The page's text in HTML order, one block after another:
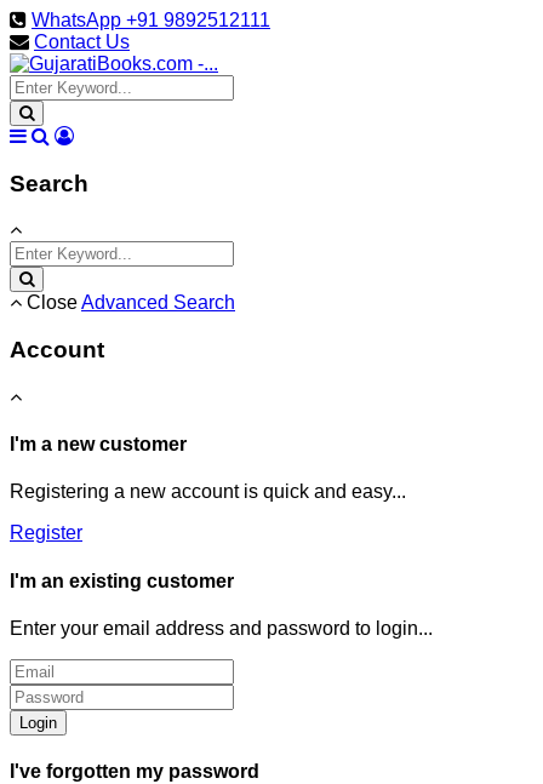
WhatsApp +91 9892512111
Contact Us
Search
CloseAdvanced Search
Account
I'm a new customer
Registering a new account is quick and easy...
Register
I'm an existing customer
Enter your email address and password to login...
Login
I've forgotten my password